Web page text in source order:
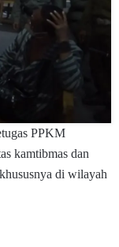
PPKM
kamtibmas dan
di wilayah